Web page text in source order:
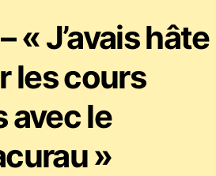
« J’avais
les cours
avec le
»